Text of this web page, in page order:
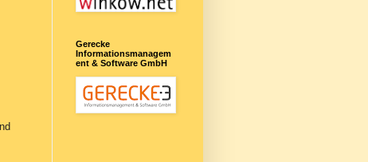
Gerecke
Informationsmanagem
ent & Software GmbH